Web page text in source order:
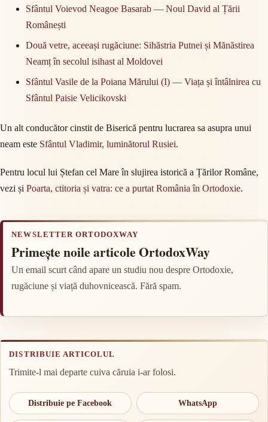
Sfântul Voievod Neagoe Basarab — Noul David al Țării
Românești
Două vetre, aceeași rugăciune: Sihăstria Putnei și Mănăstirea
Neamț în secolul isihast al Moldovei
Sfântul Vasile de la Poiana Mărului (I) — Viața și întâlnirea cu
Sfântul Paisie Velicikovski
Un alt conducător cinstit de Biserică pentru lucrarea sa asupra unui
neam este Sfântul Vladimir, luminătorul Rusiei.
Pentru locul lui Ștefan cel Mare în slujirea istorică a Țărilor Române,
vezi și Poarta, ctitoria și vatra: ce a purtat România în Ortodoxie.
NEWSLETTER ORTODOXWAY
Primește noile articole OrtodoxWay
Un email scurt când apare un studiu nou despre Ortodoxie,
rugăciune și viață duhovnicească. Fără spam.
DISTRIBUIE ARTICOLUL
Trimite-l mai departe cuiva căruia i-ar folosi.
Distribuie pe Facebook WhatsApp